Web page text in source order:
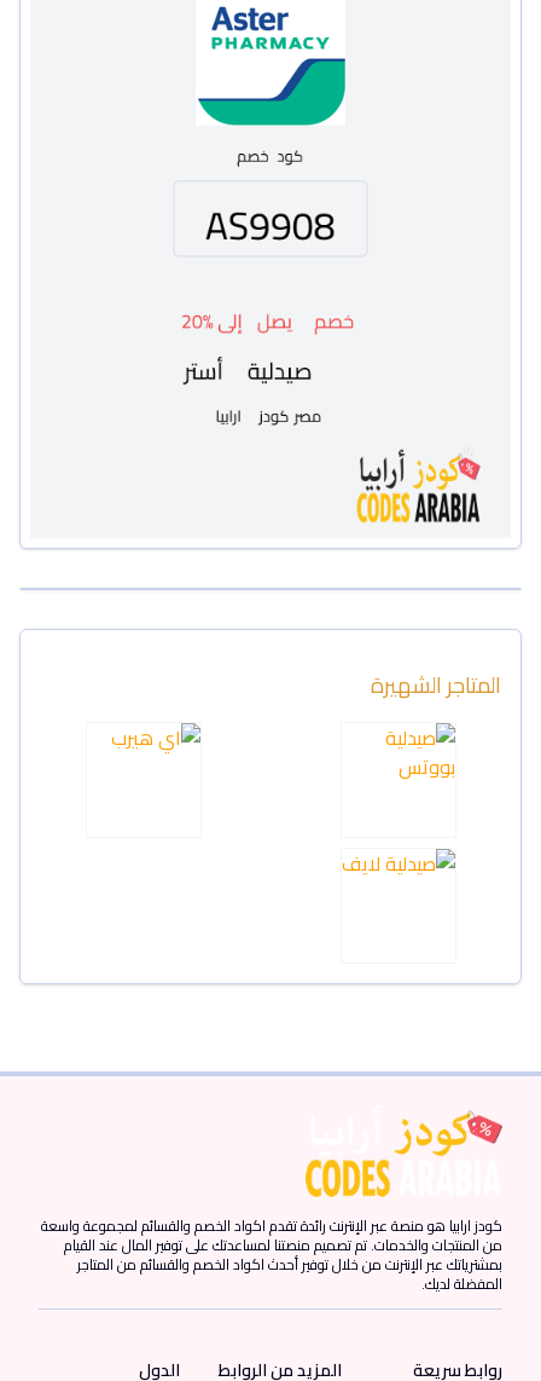
المتاجر الشهيرة
كودز ارابيا هو منصة عبر الإنترنت رائدة تقدم اكواد الخصم والقسائم لمجموعة واسعة
من المنتجات والخدمات. تم تصميم منصتنا لمساعدتك على توفير المال عند القيام
بمشترياتك عبر الإنترنت من خلال توفير أحدث اكواد الخصم والقسائم من المتاجر
المفضلة لديك.
روابط سريعة المزيد من الروابط الدول